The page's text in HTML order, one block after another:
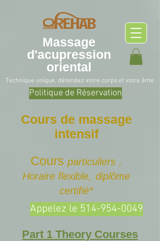
Massage
d'acupression
oriental
Technique unique, détendez votre corps et votre âme
Politique de Réservation
Cours de massage
intensif
Cours particuliers ,
Horaire flexible, diplôme
certifié*
Appelez le 514-954-0049
Part 1 Theory Courses